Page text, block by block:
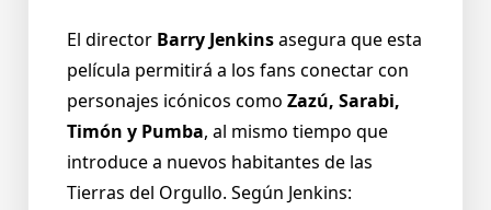
El director Barry Jenkinsasegura que esta
película permitirá a los fans conectar con
personajes icónicos como Zazú, Sarabi,
Timón y Pumba, al mismo tiempo que
introduce a nuevos habitantes de las
Tierras del Orgullo. Según Jenkins: